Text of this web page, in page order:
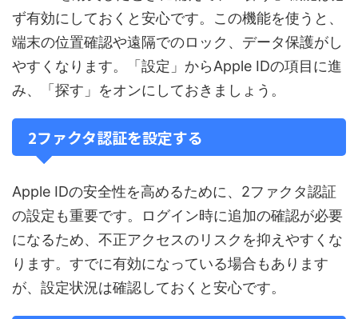
ず有効にしておくと安心です。この機能を使うと、
端末の位置確認や遠隔でのロック、データ保護がし
やすくなります。「設定」からApple IDの項目に進
み、「探す」をオンにしておきましょう。
2ファクタ認証を設定する
Apple IDの安全性を高めるために、2ファクタ認証
の設定も重要です。ログイン時に追加の確認が必要
になるため、不正アクセスのリスクを抑えやすくな
ります。すでに有効になっている場合もあります
が、設定状況は確認しておくと安心です。